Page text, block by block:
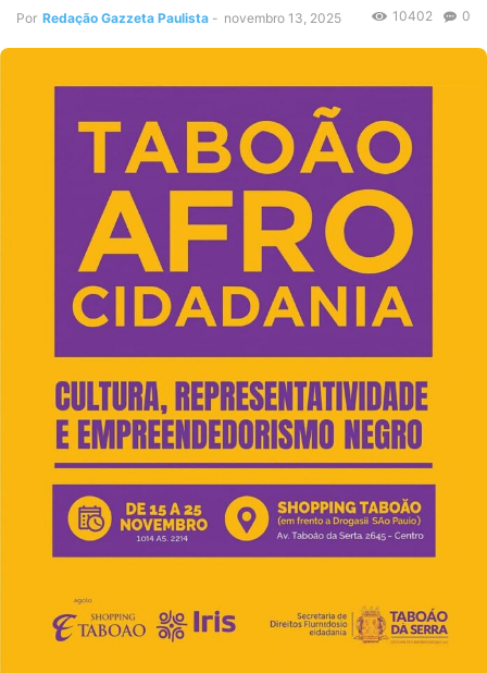
Por Redação Gazzeta Paulista - novembro 13, 2025 0
10402